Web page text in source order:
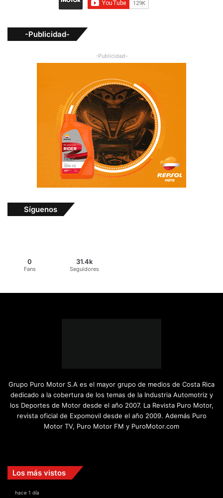
-Publicidad-
-Publicidad-
Síguenos
0
Fans
31.4k
Seguidores
Grupo Puro Motor S.A es el mayor grupo de medios de Costa Rica
dedicado a la cobertura de los temas de la Industria Automotriz y
los Deportes de Motor desde el año 2007. La Revista Puro Motor,
revista oficial de Expomovil desde el año 2009. Además Puro
Motor TV, Puro Motor FM y PuroMotor.com
Los más vistos
hace 1 día